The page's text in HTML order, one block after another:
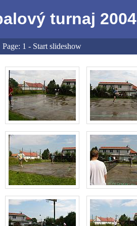
turnaj 2004
Page: 1 - Start slideshow